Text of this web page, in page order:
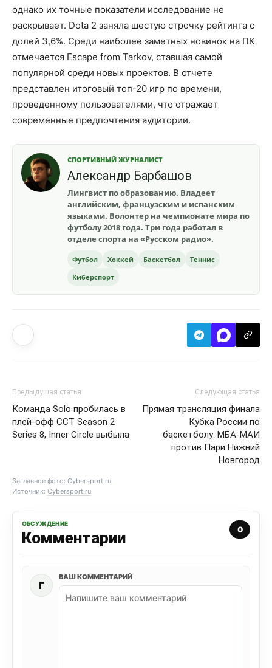
однако их точные показатели исследование не
раскрывает. Dota 2 заняла шестую строчку рейтинга с
долей 3,6%. Среди наиболее заметных новинок на ПК
отмечается Escape from Tarkov, ставшая самой
популярной среди новых проектов. В отчете
представлен итоговый топ-20 игр по времени,
проведенному пользователями, что отражает
современные предпочтения аудитории.
СПОРТИВНЫЙ ЖУРНАЛИСТ
Александр Барбашов
Лингвист по образованию. Владеет
английским, французским и испанским
языками. Волонтер на чемпионате мира по
футболу 2018 года. Три года работал в
отделе спорта на «Русском радио».
Футбол Хоккей Баскетбол
Теннис
Киберспорт
Предыдущая статья
Команда Solo пробилась в
плей-офф CCT Season 2
Series 8, Inner Circle выбыла
Следующая статья
Прямая трансляция финала
Кубка России по
баскетболу: МБА-МАИ
против Пари Нижний
Новгород
Заглавное фото: Cybersport.ru
Источник: Cybersport.ru
ОБСУЖДЕНИЕ
Комментарии 0
Г
ВАШ КОММЕНТАРИЙ